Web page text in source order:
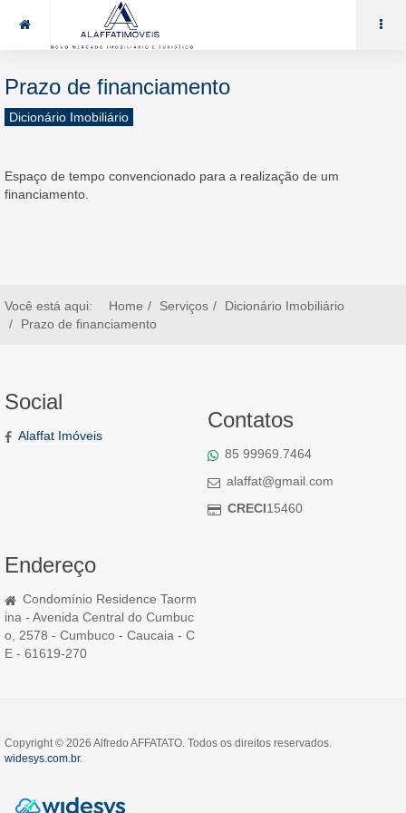
85 99969.7464 alaffat@gmail.com
Prazo de financiamento
Dicionário Imobiliário
Espaço de tempo convencionado para a realização de um
financiamento.
Você está aqui: Home Serviços
Dicionário Imobiliário
Prazo de financiamento
Social
Alaffat Imóveis
Contatos
85 99969.7464
alaffat@gmail.com
CRECI15460
Endereço
Condomínio Residence Taorm
ina - Avenida Central do Cumbuc
o, 2578 - Cumbuco - Caucaia - C
E - 61619-270
Copyright © 2026 Alfredo AFFATATO. Todos os direitos reservados.
widesys.com.br.